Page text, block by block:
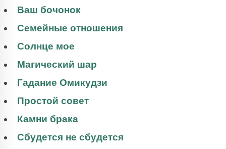
Ваш бочонок
Семейные отношения
Солнце мое
Магический шар
Гадание Омикудзи
Простой совет
Камни брака
Сбудется не сбудется